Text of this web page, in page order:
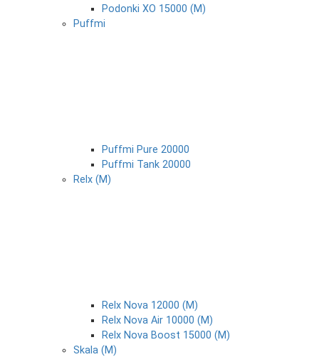
Podonki XO 15000 (М)
Puffmi
Puffmi Pure 20000
Puffmi Tank 20000
Relx (М)
Relx Nova 12000 (М)
Relx Nova Air 10000 (М)
Relx Nova Boost 15000 (М)
Skala (М)